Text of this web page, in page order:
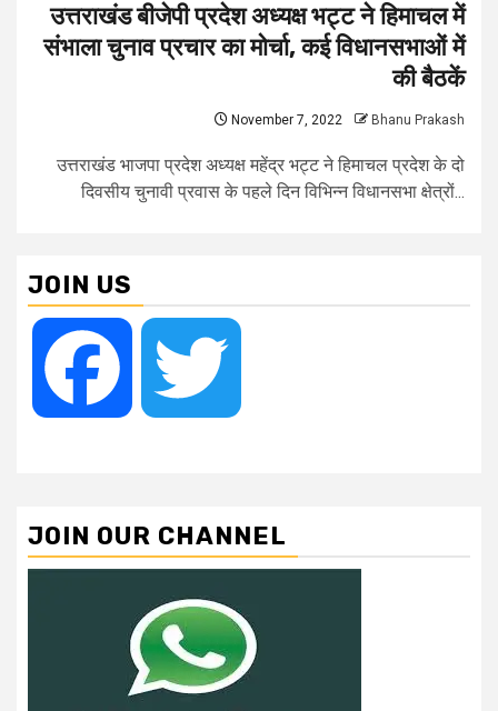
उत्तराखंड बीजेपी प्रदेश अध्यक्ष भट्ट ने हिमाचल में
संभाला चुनाव प्रचार का मोर्चा, कई विधानसभाओं में
की बैठकें
November 7, 2022 Bhanu Prakash
उत्तराखंड भाजपा प्रदेश अध्यक्ष महेंद्र भट्ट ने हिमाचल प्रदेश के दो
दिवसीय चुनावी प्रवास के पहले दिन विभिन्न विधानसभा क्षेत्रों...
JOIN US
Facebook
JOIN OUR CHANNEL